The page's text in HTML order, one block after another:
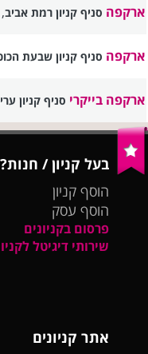
ארקפה סניף קניון רמת אביב,
ארקפה סניף קניון שבעת
ארקפה בייקרי סניף קניון
בעל קניון / חנות?
הוסף קניון
הוסף עסק
פרסום בקניונים
שירותי דיגיטל
אתר קניונים